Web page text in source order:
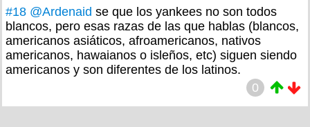
#18 @Ardenaid se que los yankees no son todos
blancos, pero esas razas de las que hablas (blancos,
americanos asiáticos, afroamericanos, nativos
americanos, hawaianos o isleños, etc) siguen siendo
americanos y son diferentes de los latinos.
0